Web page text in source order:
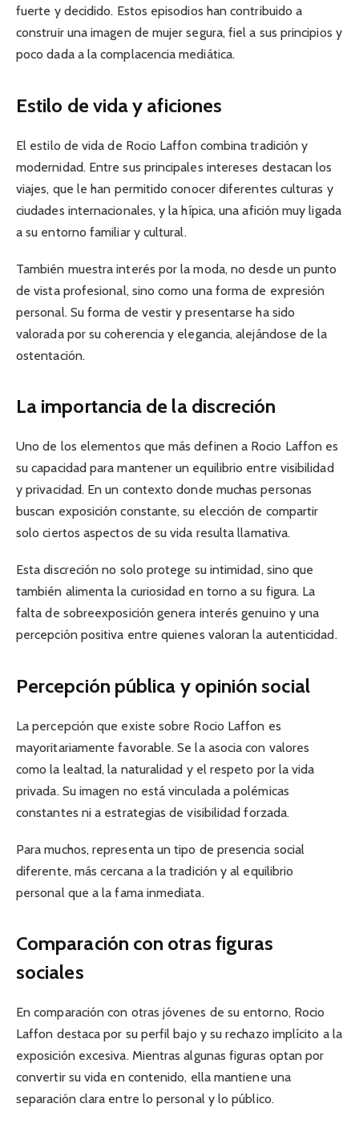
fuerte y decidido. Estos episodios han contribuido a
construir una imagen de mujer segura, fiel a sus principios y
poco dada a la complacencia mediática.
Estilo de vida y aficiones
El estilo de vida de Rocio Laffon combina tradición y
modernidad. Entre sus principales intereses destacan los
viajes, que le han permitido conocer diferentes culturas y
ciudades internacionales, y la hípica, una afición muy ligada
a su entorno familiar y cultural.
También muestra interés por la moda, no desde un punto
de vista profesional, sino como una forma de expresión
personal. Su forma de vestir y presentarse ha sido
valorada por su coherencia y elegancia, alejándose de la
ostentación.
La importancia de la discreción
Uno de los elementos que más definen a Rocio Laffon es
su capacidad para mantener un equilibrio entre visibilidad
y privacidad. En un contexto donde muchas personas
buscan exposición constante, su elección de compartir
solo ciertos aspectos de su vida resulta llamativa.
Esta discreción no solo protege su intimidad, sino que
también alimenta la curiosidad en torno a su figura. La
falta de sobreexposición genera interés genuino y una
percepción positiva entre quienes valoran la autenticidad.
Percepción pública y opinión social
La percepción que existe sobre Rocio Laffon es
mayoritariamente favorable. Se la asocia con valores
como la lealtad, la naturalidad y el respeto por la vida
privada. Su imagen no está vinculada a polémicas
constantes ni a estrategias de visibilidad forzada.
Para muchos, representa un tipo de presencia social
diferente, más cercana a la tradición y al equilibrio
personal que a la fama inmediata.
Comparación con otras figuras
sociales
En comparación con otras jóvenes de su entorno, Rocio
Laffon destaca por su perfil bajo y su rechazo implícito a la
exposición excesiva. Mientras algunas figuras optan por
convertir su vida en contenido, ella mantiene una
separación clara entre lo personal y lo público.